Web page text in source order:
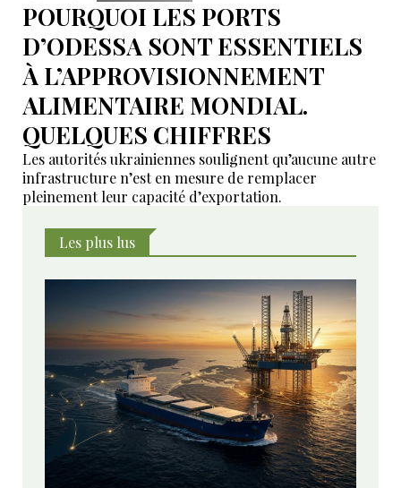
POURQUOI LES PORTS
D’ODESSA SONT ESSENTIELS
À L’APPROVISIONNEMENT
ALIMENTAIRE MONDIAL.
QUELQUES CHIFFRES
Les autorités ukrainiennes soulignent qu’aucune autre
infrastructure n’est en mesure de remplacer
pleinement leur capacité d’exportation.
Les plus lus